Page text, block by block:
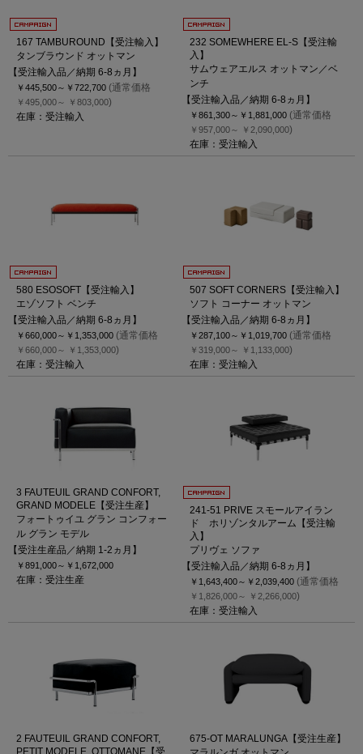
167 TAMBUROUND【受注輸入】
タンブラウンド オットマン
【受注輸入品／納期 6-8ヵ月】
￥445,500～ ￥722,700 (通常価格
￥495,000～ ￥803,000)
在庫：受注輸入
232 SOMEWHERE EL-S【受注輸
入】
サムウェアエルス オットマン／ベ
ンチ
【受注輸入品／納期 6-8ヵ月】
￥861,300～ ￥1,881,000 (通常価格
￥957,000～ ￥2,090,000)
在庫：受注輸入
580 ESOSOFT【受注輸入】
エゾソフト ベンチ
【受注輸入品／納期 6-8ヵ月】
￥660,000～ ￥1,353,000 (通常価格
￥660,000～ ￥1,353,000)
在庫：受注輸入
507 SOFT CORNERS【受注輸入】
ソフト コーナー オットマン
【受注輸入品／納期 6-8ヵ月】
￥287,100～ ￥1,019,700 (通常価格
￥319,000～ ￥1,133,000)
在庫：受注輸入
3 FAUTEUIL GRAND CONFORT,
GRAND MODELE【受注生産】
フォートゥイユ グラン コンフォー
ル グラン モデル
【受注生産品／納期 1-2ヵ月】
￥891,000～ ￥1,672,000
在庫：受注生産
241-51 PRIVE スモールアイラン
ド ホリゾンタルアーム【受注輸
入】
プリヴェ ソファ
【受注輸入品／納期 6-8ヵ月】
￥1,643,400～ ￥2,039,400 (通常価格
￥1,826,000～ ￥2,266,000)
在庫：受注輸入
2 FAUTEUIL GRAND CONFORT,
PETIT MODELE, OTTOMANE【受
675-OT MARALUNGA【受注生産】